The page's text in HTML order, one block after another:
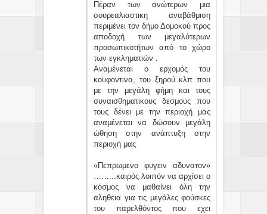
Πέραν των ανώτερων μια
σουρεαλιαστικη αναβάθμιση
περιμένει τον δήμο Δομοκού προς
αποδοχή των μεγαλύτερων
προσωπικοτήτων από το χώρο
των εγκληματιών .
Αναμένεται ο ερχομός του
κουφοντινα, του ξηρού κλπ που
με την μεγάλη φήμη και τους
συναισθηματικους δεσμούς που
τους δένει με την περιοχή μας
αναμένεται να δώσουν μεγάλη
ώθηση στην ανάπτυξη στην
περιοχή μας
«Πεπρωμενο φυγειν αδυνατον»
……...καιρός λοιπόν να αρχίσει ο
κόσμος να μαθαίνει όλη την
αληθεια για τις μεγάλες φούσκες
του παρελθόντος που εχει